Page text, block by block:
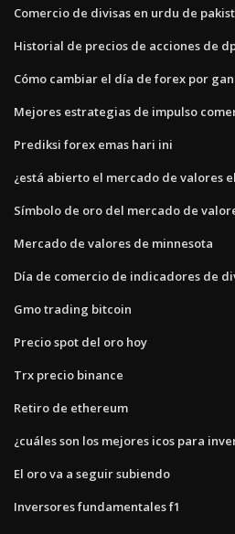
Comercio de divisas en urdu de
Historial de precios de acciones de
Cómo cambiar el día de forex por
Mejores estrategias de impulso
Prediksi forex emas hari ini
¿está abierto el mercado de valores
Símbolo de oro del mercado de
Mercado de valores de minnesota
Día de comercio de indicadores de
Gmo trading bitcoin
Precio spot del oro hoy
Trx precio binance
Retiro de ethereum
¿cuáles son los mejores icos para
El oro va a seguir subiendo
Inversores fundamentales f1